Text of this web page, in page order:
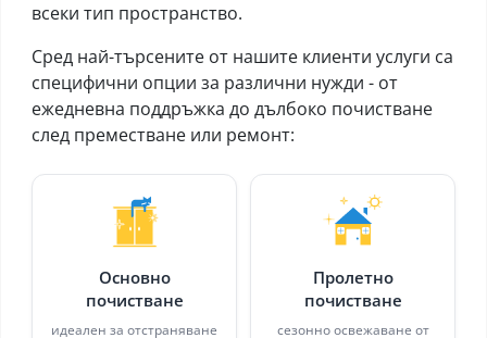
всеки тип пространство.
Сред най-търсените от нашите клиенти услуги са
специфични опции за различни нужди - от
ежедневна поддръжка до дълбоко почистване
след преместване или ремонт:
Основно
почистване
идеален за отстраняване
Пролетно
почистване
сезонно освежаване от